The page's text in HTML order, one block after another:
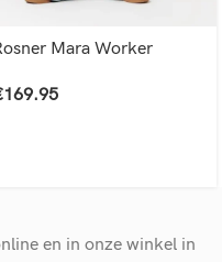
Mara Worker
169.95
en in onze winkel in